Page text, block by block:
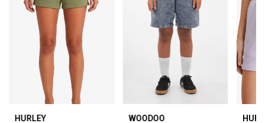
HURLEY
WOODOO